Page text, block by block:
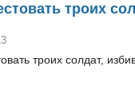
троих